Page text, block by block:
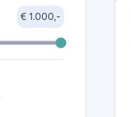
€ 1.000,-